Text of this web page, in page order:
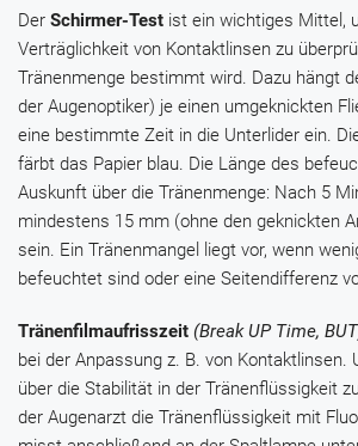
Der Schirmer-Test ist ein wichtiges Mittel,
Verträglichkeit von Kontaktlinsen zu
Tränenmenge bestimmt wird. Dazu hängt
der Augenoptiker) je einen umgeknickten
eine bestimmte Zeit in die Unterlider ein.
färbt das Papier blau. Die Länge des
Auskunft über die Tränenmenge: Nach 5
mindestens 15 mm (ohne den geknickten
sein. Ein Tränenmangel liegt vor, wenn
befeuchtet sind oder eine Seitendifferenz
Tränenfilmaufrisszeit (Break UP Time,
bei der Anpassung z. B. von Kontaktlinsen.
über die Stabilität in der Tränenflüssigkeit
der Augenarzt die Tränenflüssigkeit mit